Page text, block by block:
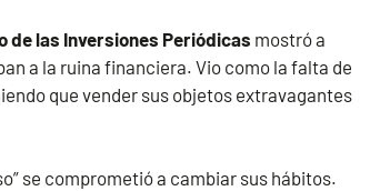
de las Inversiones Periódicas mostró a
a la ruina financiera. Vio como la falta de
que vender sus objetos extravagantes
se comprometió a cambiar sus hábitos.